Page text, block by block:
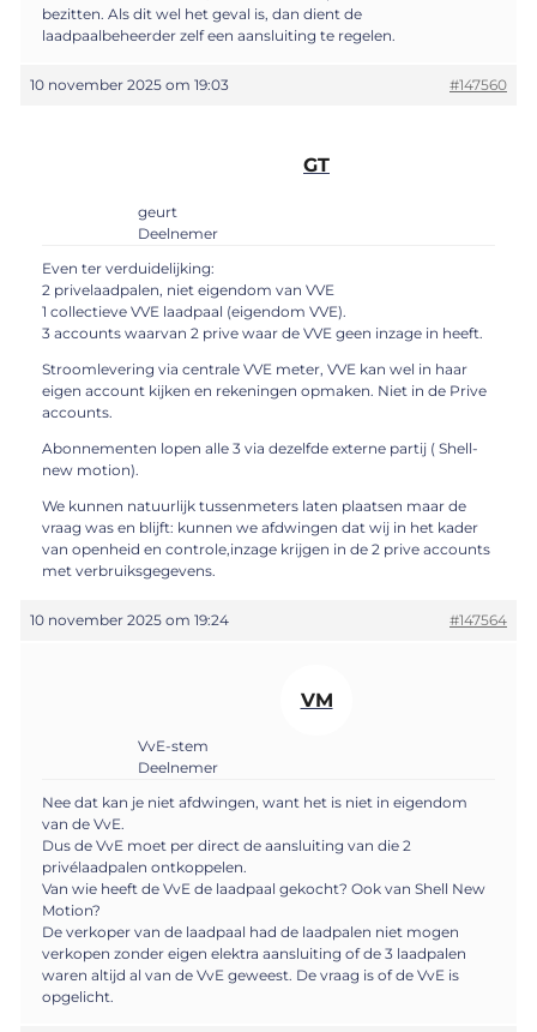
bezitten. Als dit wel het geval is, dan dient de
laadpaalbeheerder zelf een aansluiting te regelen.
10 november 2025 om 19:03 #147560
GT
geurt
Deelnemer
Even ter verduidelijking:
2 privelaadpalen, niet eigendom van VVE
1 collectieve VVE laadpaal (eigendom VVE).
3 accounts waarvan 2 prive waar de VVE geen inzage in heeft.
Stroomlevering via centrale VVE meter, VVE kan wel in haar
eigen account kijken en rekeningen opmaken. Niet in de Prive
accounts.
Abonnementen lopen alle 3 via dezelfde externe partij ( Shell-
new motion).
We kunnen natuurlijk tussenmeters laten plaatsen maar de
vraag was en blijft: kunnen we afdwingen dat wij in het kader
van openheid en controle,inzage krijgen in de 2 prive accounts
met verbruiksgegevens.
10 november 2025 om 19:24 #147564
VM
VvE-stem
Deelnemer
Nee dat kan je niet afdwingen, want het is niet in eigendom
van de VvE.
Dus de VvE moet per direct de aansluiting van die 2
privélaadpalen ontkoppelen.
Van wie heeft de VvE de laadpaal gekocht? Ook van Shell New
Motion?
De verkoper van de laadpaal had de laadpalen niet mogen
verkopen zonder eigen elektra aansluiting of de 3 laadpalen
waren altijd al van de VvE geweest. De vraag is of de VvE is
opgelicht.